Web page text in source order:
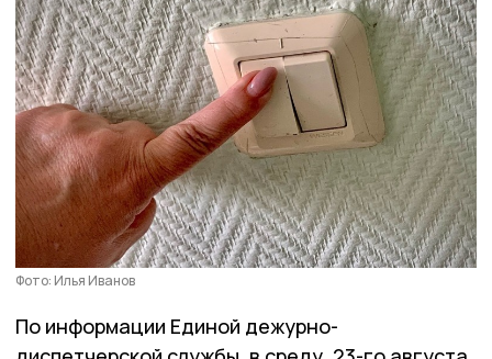
Фото: Илья Иванов
По информации Единой дежурно-